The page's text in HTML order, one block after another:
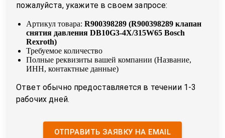
пожалуйста, укажите в своем запросе:
Артикул товара: R900398289 (R900398289 клапан
снятия давления DB10G3-4X/315W65 Bosch
Rexroth)
Требуемое количество
Полные реквизиты вашей компании (Название,
ИНН, контактные данные)
Ответ обычно предоставляется в течении 1-3
рабочих дней.
ОТПРАВИТЬ ЗАЯВКУ НА EMAIL